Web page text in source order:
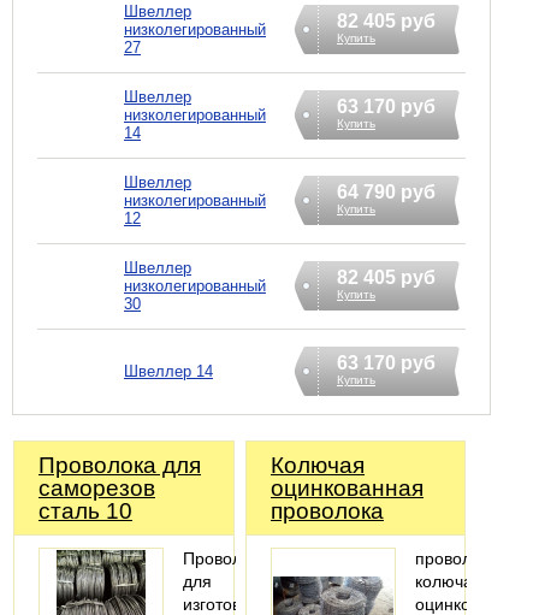
Швеллер
низколегированный
27
82 405 руб
Купить
Швеллер
низколегированный
14
63 170 руб
Купить
Швеллер
низколегированный
12
64 790 руб
Купить
Швеллер
низколегированный
30
82 405 руб
Купить
Швеллер 14 63 170 руб
Купить
Проволока для
саморезов
сталь 10
Проволока
для
изготовления
Колючая
оцинкованная
проволока
проволока
колючая
оцинкованная